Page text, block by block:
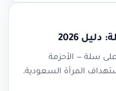
2026
سلة — الأحزمة
المرأة السعودية،